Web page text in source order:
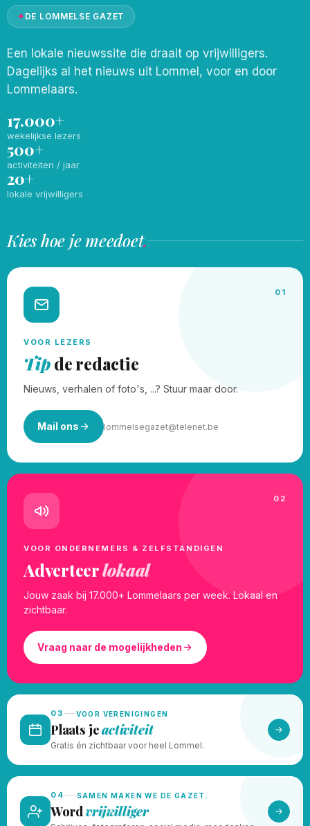
✦DE LOMMELSE GAZET
Een lokale nieuwssite die draait op vrijwilligers.
Dagelijks al het nieuws uit Lommel, voor en door
Lommelaars.
17.000+
wekelijkse lezers
500+
activiteiten / jaar
20+
lokale vrijwilligers
Kies hoe je meedoet.
01
VOOR LEZERS
Tipde redactie
Nieuws, verhalen of foto's, ...? Stuur maar door.
Mail ons lommelsegazet@telenet.be
02
VOOR ONDERNEMERS & ZELFSTANDIGEN
Adverteerlokaal
Jouw zaak bij 17.000+ Lommelaars per week. Lokaal en
zichtbaar.
Vraag naar de mogelijkheden
03 VOOR VERENIGINGEN
Plaats jeactiviteit
Gratis én zichtbaar voor heel Lommel.
04 SAMEN MAKEN WE DE GAZET.
Wordvrijwilliger